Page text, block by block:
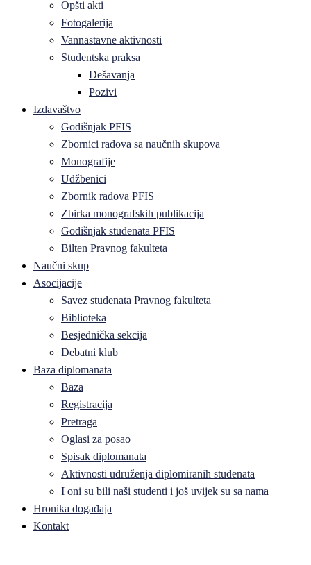
Opšti akti
Fotogalerija
Vannastavne aktivnosti
Studentska praksa
Dešavanja
Pozivi
Izdavaštvo
Godišnjak PFIS
Zbornici radova sa naučnih skupova
Monografije
Udžbenici
Zbornik radova PFIS
Zbirka monografskih publikacija
Godišnjak studenata PFIS
Bilten Pravnog fakulteta
Naučni skup
Asocijacije
Savez studenata Pravnog fakulteta
Biblioteka
Besjednička sekcija
Debatni klub
Baza diplomanata
Baza
Registracija
Pretraga
Oglasi za posao
Spisak diplomanata
Aktivnosti udruženja diplomiranih studenata
I oni su bili naši studenti i još uvijek su sa nama
Hronika događaja
Kontakt